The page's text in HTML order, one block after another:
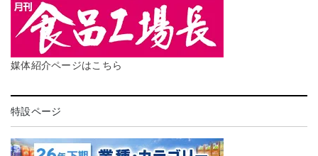
媒体紹介ページはこちら
特設ページ